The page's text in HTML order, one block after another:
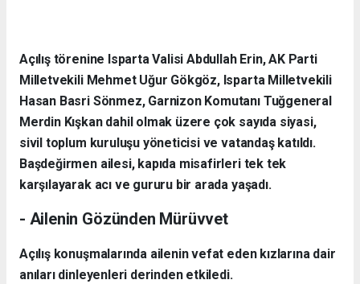
Açılış törenine Isparta Valisi Abdullah Erin, AK Parti
Milletvekili Mehmet Uğur Gökgöz, Isparta Milletvekili
Hasan Basri Sönmez, Garnizon Komutanı Tuğgeneral
Merdin Kışkan dahil olmak üzere çok sayıda siyasi,
sivil toplum kuruluşu yöneticisi ve vatandaş katıldı.
Başdeğirmen ailesi, kapıda misafirleri tek tek
karşılayarak acı ve gururu bir arada yaşadı.
- Ailenin Gözünden Mürüvvet
Açılış konuşmalarında ailenin vefat eden kızlarına dair
anıları dinleyenleri derinden etkiledi.